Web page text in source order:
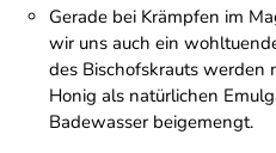
Gerade bei Krämpfen im
wir uns auch ein
des Bischofskrauts werden
Honig als natürlichen
Badewasser beigemengt.